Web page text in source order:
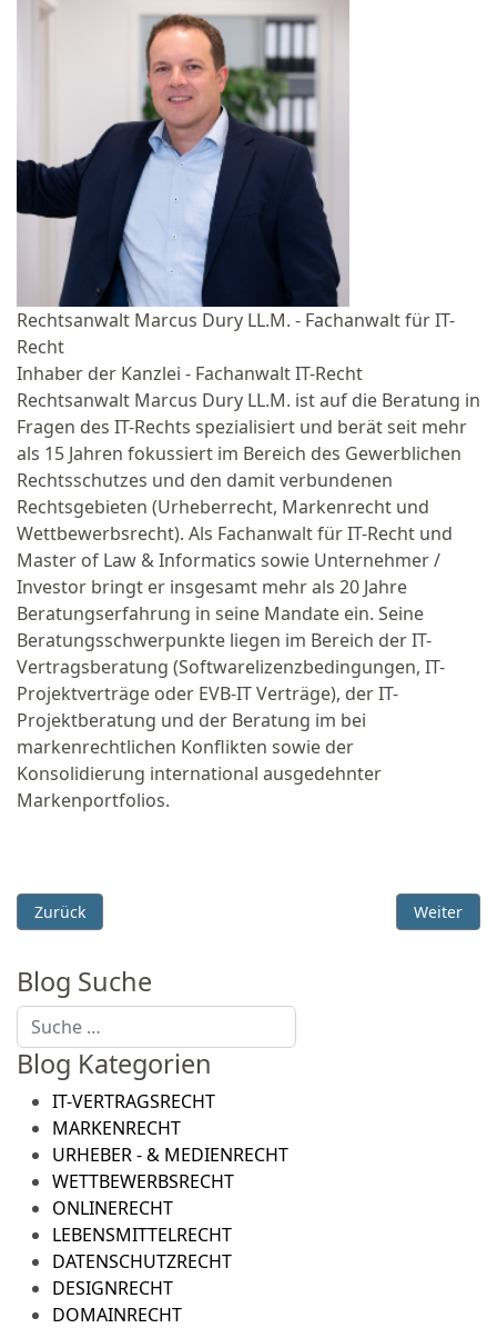
Rechtsanwalt Marcus Dury LL.M. - Fachanwalt für IT-
Recht
Inhaber der Kanzlei - Fachanwalt IT-Recht
Rechtsanwalt Marcus Dury LL.M. ist auf die Beratung in
Fragen des IT-Rechts spezialisiert und berät seit mehr
als 15 Jahren fokussiert im Bereich des Gewerblichen
Rechtsschutzes und den damit verbundenen
Rechtsgebieten (Urheberrecht, Markenrecht und
Wettbewerbsrecht). Als Fachanwalt für IT-Recht und
Master of Law & Informatics sowie Unternehmer /
Investor bringt er insgesamt mehr als 20 Jahre
Beratungserfahrung in seine Mandate ein. Seine
Beratungsschwerpunkte liegen im Bereich der IT-
Vertragsberatung (Softwarelizenzbedingungen, IT-
Projektverträge oder EVB-IT Verträge), der IT-
Projektberatung und der Beratung im bei
markenrechtlichen Konflikten sowie der
Konsolidierung international ausgedehnter
Markenportfolios.
Vorheriger Beitrag: Datenschutz: Abmahnung wegen
Zurück Nächster
Weiter
Blog Suche
Suchen
Blog Kategorien
IT-VERTRAGSRECHT
MARKENRECHT
URHEBER - & MEDIENRECHT
WETTBEWERBSRECHT
ONLINERECHT
LEBENSMITTELRECHT
DATENSCHUTZRECHT
DESIGNRECHT
DOMAINRECHT